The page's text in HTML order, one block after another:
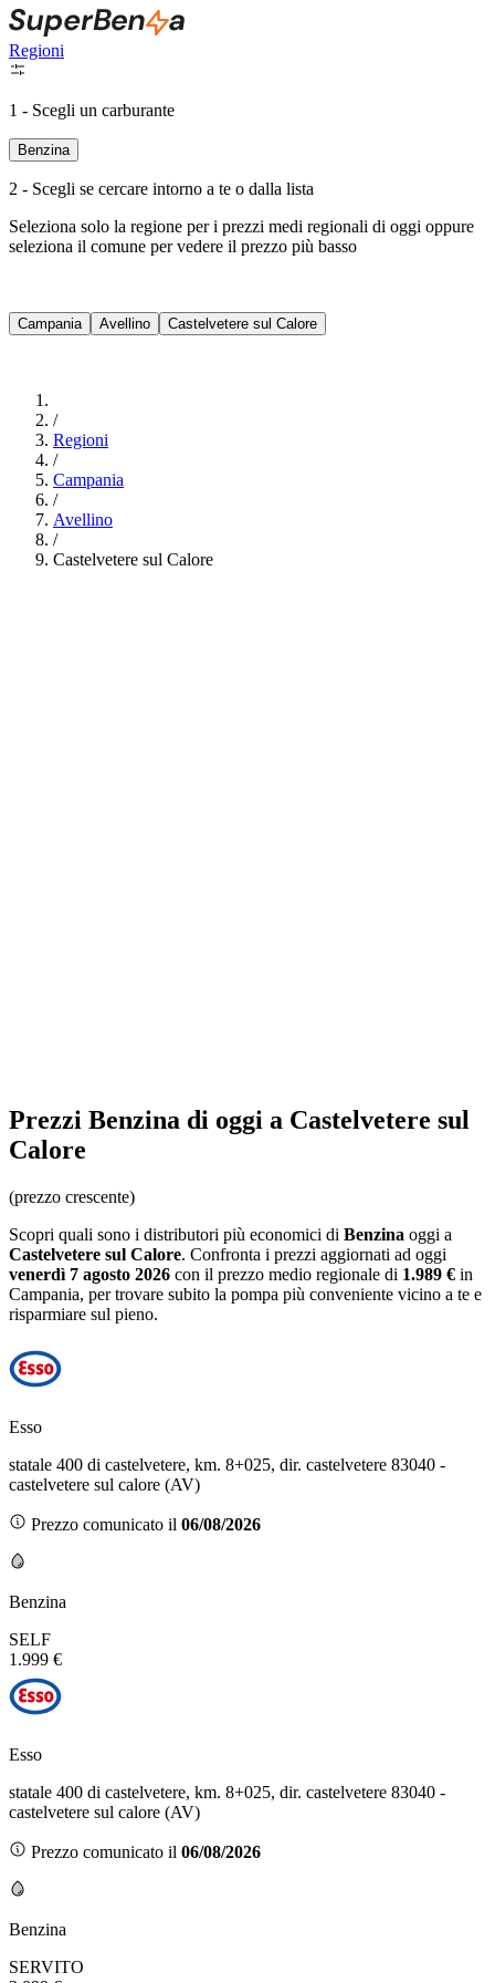
Regioni
1 - Scegli un carburante
Benzina
2 - Scegli se cercare intorno a te o dalla lista
Seleziona solo la regione per i prezzi medi regionali di oggi oppure
seleziona il comune per vedere il prezzo più basso
Campania Avellino Castelvetere sul Calore
/
Regioni
/
Campania
/
Avellino
/
Castelvetere sul Calore
Prezzi Benzina di oggi a Castelvetere sul
Calore
(prezzo crescente)
Scopri quali sono i distributori più economici di Benzina oggi a
Castelvetere sul Calore. Confronta i prezzi aggiornati ad oggi
venerdì 7 agosto 2026 con il prezzo medio regionale di 1.989 € in
Campania, per trovare subito la pompa più conveniente vicino a te e
risparmiare sul pieno.
Esso
statale 400 di castelvetere, km. 8+025, dir. castelvetere 83040 -
castelvetere sul calore (AV)
Prezzo comunicato il 06/08/2026
Benzina
SELF
1.999 €
Esso
statale 400 di castelvetere, km. 8+025, dir. castelvetere 83040 -
castelvetere sul calore (AV)
Prezzo comunicato il 06/08/2026
Benzina
SERVITO